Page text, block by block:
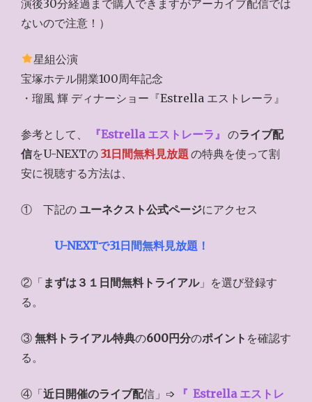
演後30分経過まで購入できますがアーカイブ配信では
ないので注意！）
星組公演
宝塚ホテル開業100周年記念
・瑠風 輝 ディナーショー『Estrella エストレーラ』
参考として、 『Estrella エストレーラ』 のライブ配
信をU-NEXTの 31日間無料見放題 の特典を使って割
安に視聴する方法は、
① 下記の ユーネクスト公式ページにアクセス
U-NEXTで31日間無料見放題！
②「 まずは３１日間無料トライアル」を選び登録す
る。
③ 無料トライアル特典の600円分のポイント を確認す
る。
④「近日開催のライブ配信」➩ 『 Estrella エストレ